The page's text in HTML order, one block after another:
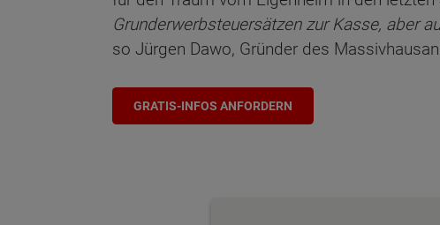
Grunderwerbsteuersätzen zur Kasse, aber
so Jürgen Dawo, Gründer des
GRATIS-INFOS ANFORDERN